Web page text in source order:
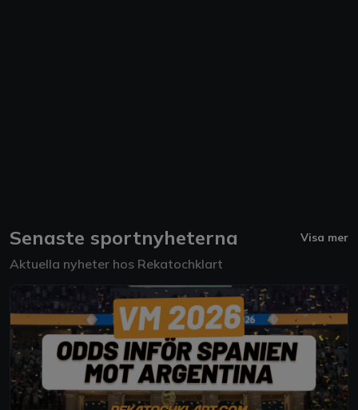
Senaste sportnyheterna Visa mer
Aktuella nyheter hos Rekatochklart